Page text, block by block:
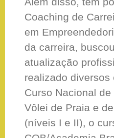
Coaching de
em
da carreira,
atualização
realizado diversos
Curso Nacional
Vôlei de Praia e
(níveis I e II), o